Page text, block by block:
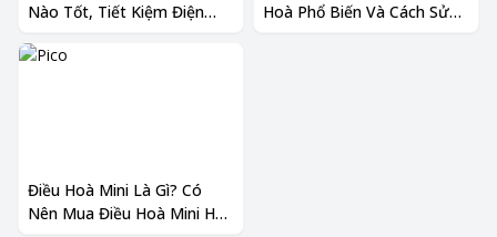
Nào Tốt, Tiết Kiệm Điện
Hoà Phổ Biến Và Cách Sử
Điều Hoà Mini Là Gì? Có
Nên Mua Điều Hoà Mini Hay